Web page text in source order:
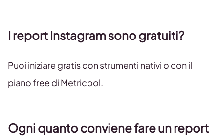
I report Instagram sono gratuiti?
Puoi iniziare gratis con strumenti nativi o con il
piano free di Metricool.
Ogni quanto conviene fare un report